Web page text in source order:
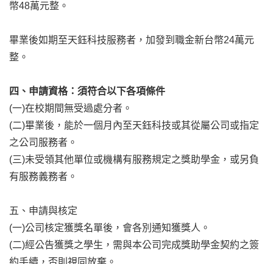
幣48萬元整。
畢業後如期至天鈺科技服務者，加發到職金新台幣24萬元
整。
四、申請資格：須符合以下各項條件
(一)在校期間無受過處分者。
(二)畢業後，能於一個月內至天鈺科技或其從屬公司或指定
之公司服務者。
(三)未受領其他單位或機構有服務規定之獎助學金，或另負
有服務義務者。
五、申請與核定
(一)公司核定獲獎名單後，會各別通知獲獎人。
(二)經公告獲獎之學生，需與本公司完成獎助學金契約之簽